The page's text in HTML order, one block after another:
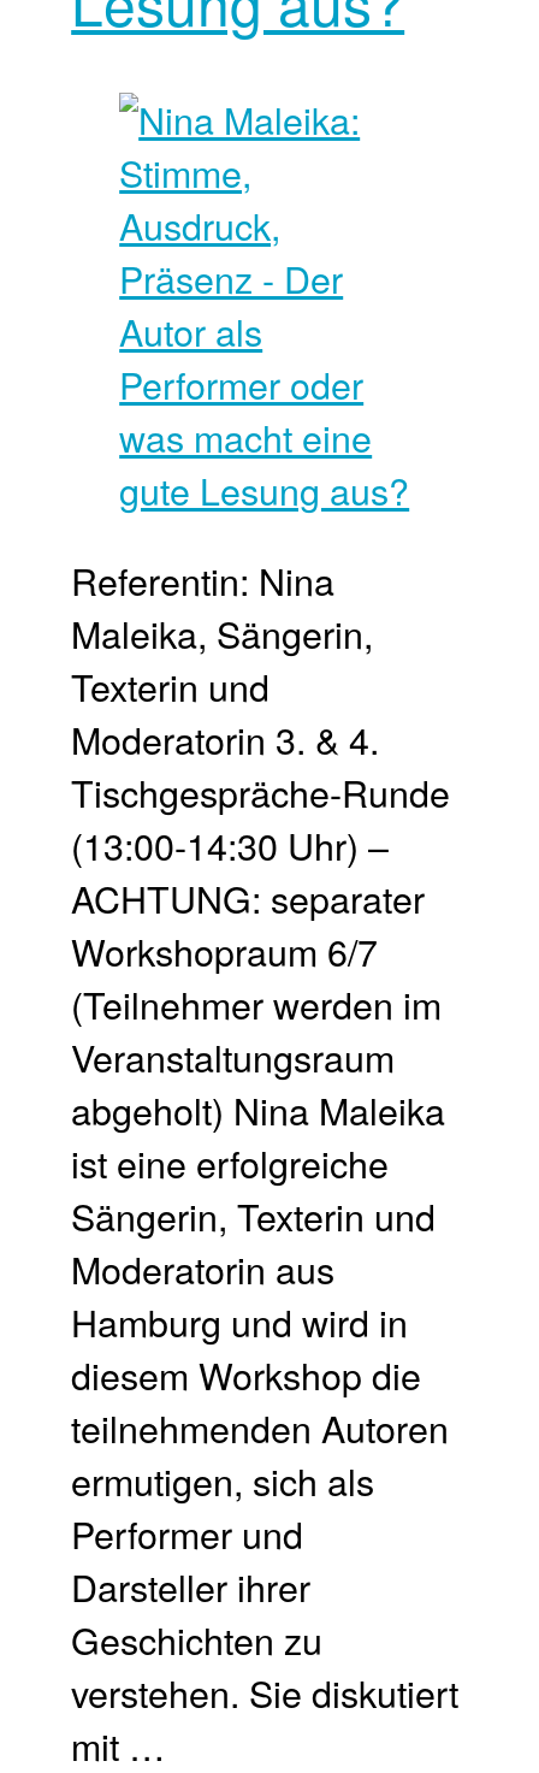
Referentin: Nina
Maleika, Sängerin,
Texterin und
Moderatorin 3. & 4.
Tischgespräche-Runde
(13:00-14:30 Uhr) –
ACHTUNG: separater
Workshopraum 6/7
(Teilnehmer werden im
Veranstaltungsraum
abgeholt) Nina Maleika
ist eine erfolgreiche
Sängerin, Texterin und
Moderatorin aus
Hamburg und wird in
diesem Workshop die
teilnehmenden Autoren
ermutigen, sich als
Performer und
Darsteller ihrer
Geschichten zu
verstehen. Sie diskutiert
mit …